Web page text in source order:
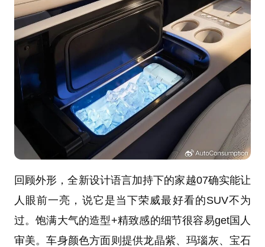
回顾外形，全新设计语言加持下的家越07确实能让
人眼前一亮，说它是当下荣威最好看的SUV不为
过。饱满大气的造型+精致感的细节很容易get国人
审美。车身颜色方面则提供龙晶紫、玛瑙灰、宝石